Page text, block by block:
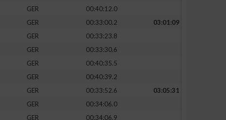
GER
00:40:12.0
GER 00:33:00.2
03:01:09
GER
00:33:23.8
GER
00:33:30.6
GER
00:40:35.5
GER
00:40:39.2
GER 00:33:52.6
03:05:31
GER
00:34:06.0
GER 00:34:06.9